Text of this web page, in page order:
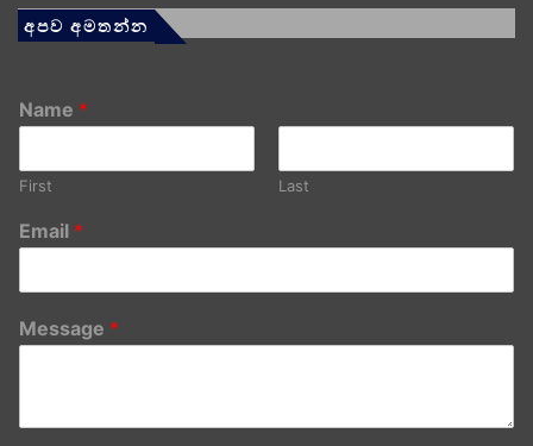
අපව අමතන්න
Name *
First Last
Email *
Message *